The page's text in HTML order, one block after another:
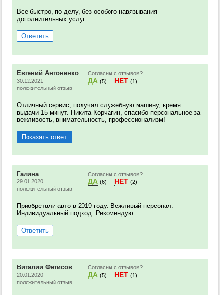
Все быстро, по делу, без особого навязывания
дополнительных услуг.
Ответить
Евгений Антоненко
30.12.2021
положительный отзыв
Согласны с отзывом?
ДА (5) НЕТ (1)
Отличный сервис, получал служебную машину, время
выдачи 15 минут. Никита Корчагин, спасибо персональное за
вежливость, внимательность, профессионализм!
Показать ответ
Галина
29.01.2020
положительный отзыв
Согласны с отзывом?
ДА (6) НЕТ (2)
Приобретали авто в 2019 году. Вежливый персонал.
Индивидуальный подход. Рекомендую
Ответить
Виталий Фетисов
20.01.2020
положительный отзыв
Согласны с отзывом?
ДА (5) НЕТ (1)